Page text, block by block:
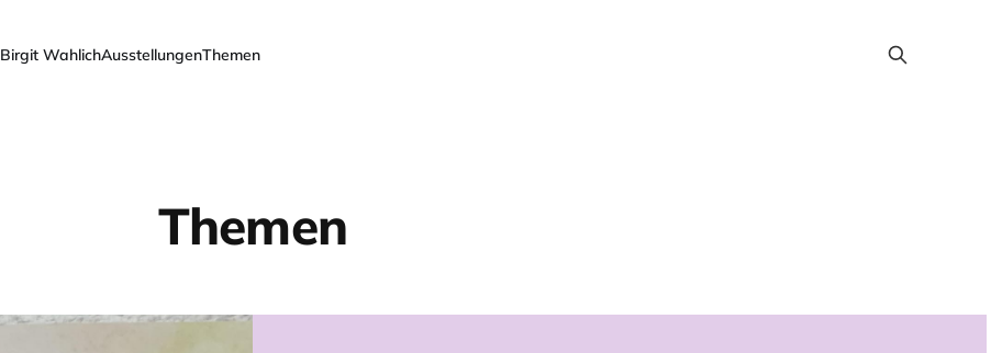
Birgit WahlichAusstellungenThemen
Themen